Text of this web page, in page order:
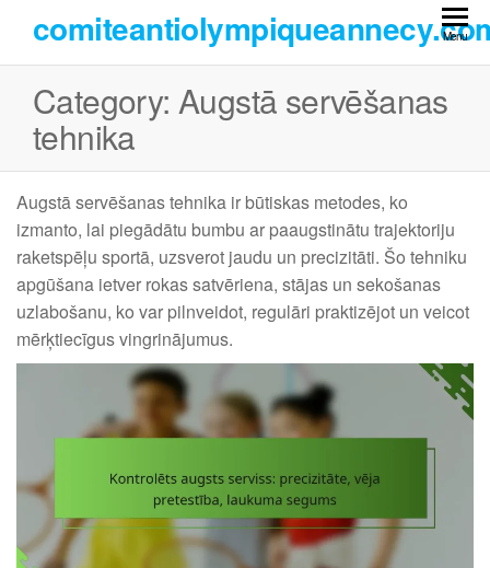
the
content
Menu
Category: Augstā servēšanas
tehnika
Augstā servēšanas tehnika ir būtiskas metodes, ko
izmanto, lai piegādātu bumbu ar paaugstinātu trajektoriju
raketspēļu sportā, uzsverot jaudu un precizitāti. Šo tehniku
apgūšana ietver rokas satvēriena, stājas un sekošanas
uzlabošanu, ko var pilnveidot, regulāri praktizējot un veicot
mērķtiecīgus vingrinājumus.